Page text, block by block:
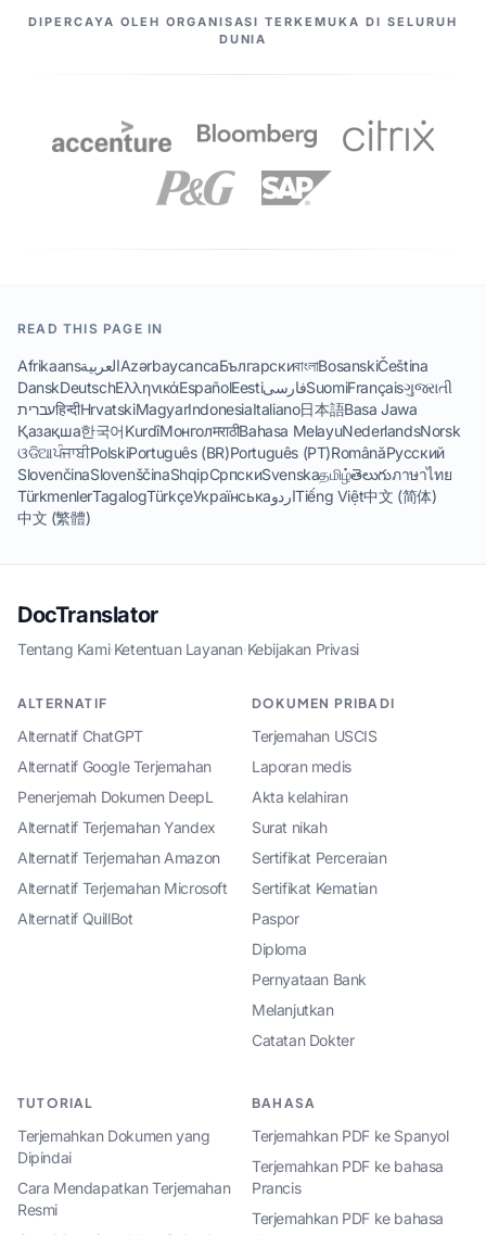
MITRA KAMI
DIPERCAYA OLEH ORGANISASI TERKEMUKA DI SELURUH
DUNIA
READ THIS PAGE IN
AfrikaansالعربيةAzərbaycancaБългарскиবাংলাBosanskiČeština
DanskDeutschΕλληνικάEspañolEestiفارسیSuomiFrançaisગુજરાતી
עבריתहिन्दीHrvatskiMagyarIndonesiaItaliano日本語Basa Jawa
Қазақша한국어KurdîМонголमराठीBahasa MelayuNederlandsNorsk
ଓଡିଆਪੰਜਾਬੀPolskiPortuguês (BR)Português (PT)RomânăРусский
SlovenčinaSlovenščinaShqipСрпскиSvenskaதமிழ்తెలుగుภาษาไทย
TürkmenlerTagalogTürkçeУкраїнськаاردوTiếng Việt中文 (简体)
中文 (繁體)
DocTranslator
Tentang Kami·Ketentuan Layanan·Kebijakan Privasi
ALTERNATIF
Alternatif ChatGPT
Alternatif Google Terjemahan
Penerjemah Dokumen DeepL
Alternatif Terjemahan Yandex
Alternatif Terjemahan Amazon
Alternatif Terjemahan Microsoft
Alternatif QuillBot
DOKUMEN PRIBADI
Terjemahan USCIS
Laporan medis
Akta kelahiran
Surat nikah
Sertifikat Perceraian
Sertifikat Kematian
Paspor
Diploma
Pernyataan Bank
Melanjutkan
Catatan Dokter
TUTORIAL
Terjemahkan Dokumen yang
Dipindai
Cara Mendapatkan Terjemahan
Resmi
BAHASA
Terjemahkan PDF ke Spanyol
Terjemahkan PDF ke bahasa
Prancis
Terjemahkan PDF ke bahasa